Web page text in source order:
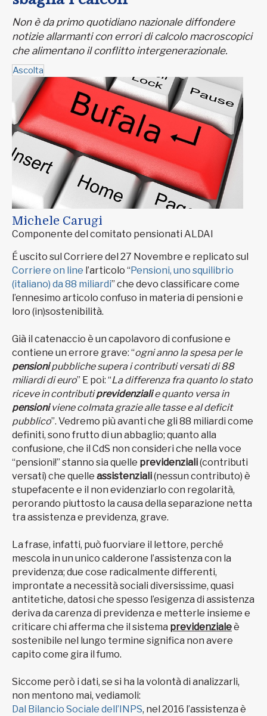
Non è da primo quotidiano nazionale diffondere
notizie allarmanti con errori di calcolo macroscopici
che alimentano il conflitto intergenerazionale.
Ascolta
Michele Carugi
Componente del comitato pensionati ALDAI
É uscito sul Corriere del 27 Novembre e replicato sul
Corriere on line l’articolo “Pensioni, uno squilibrio
(italiano) da 88 miliardi” che devo classificare come
l’ennesimo articolo confuso in materia di pensioni e
loro (in)sostenibilità.
Già il catenaccio è un capolavoro di confusione e
contiene un errore grave: “ogni anno la spesa per le
pensionipubbliche supera i contributi versati di 88
miliardi di euro” E poi: “La differenza fra quanto lo stato
riceve in contributiprevidenzialie quanto versa in
pensioniviene colmata grazie alle tasse e al deficit
pubblico”. Vedremo più avanti che gli 88 miliardi come
definiti, sono frutto di un abbaglio; quanto alla
confusione, che il CdS non consideri che nella voce
“pensioni!” stanno sia quelle previdenziali(contributi
versati) che quelle assistenziali(nessun contributo) è
stupefacente e il non evidenziarlo con regolarità,
perorando piuttosto la causa della separazione netta
tra assistenza e previdenza, grave.
La frase, infatti, può fuorviare il lettore, perché
mescola in un unico calderone l’assistenza con la
previdenza; due cose radicalmente differenti,
improntate a necessità sociali diversissime, quasi
antitetiche, datosi che spesso l’esigenza di assistenza
deriva da carenza di previdenza e metterle insieme e
criticare chi afferma che il sistema previdenzialeè
sostenibile nel lungo termine significa non avere
capito come gira il fumo.
Siccome però i dati, se si ha la volontà di analizzarli,
non mentono mai, vediamoli:
Dal Bilancio Sociale dell’INPS, nel 2016 l’assistenza è